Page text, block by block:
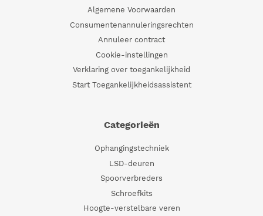
Algemene Voorwaarden
Consumentenannuleringsrechten
Annuleer contract
Cookie-instellingen
Verklaring over toegankelijkheid
Start Toegankelijkheidsassistent
Categorieën
Ophangingstechniek
LSD-deuren
Spoorverbreders
Schroefkits
Hoogte-verstelbare veren